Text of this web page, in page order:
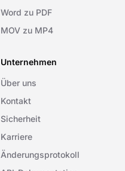
Word zu PDF
MOV zu MP4
Unternehmen
Über uns
Kontakt
Sicherheit
Karriere
Änderungsprotokoll